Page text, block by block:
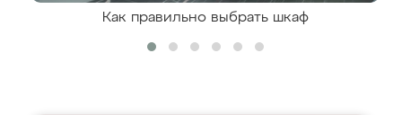
Как правильно выбрать шкаф